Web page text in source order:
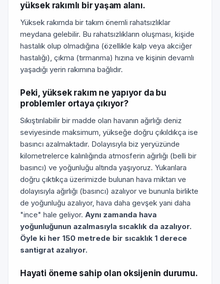
yüksek rakımlı bir yaşam alanı.
Yüksek rakımda bir takım önemli rahatsızlıklar
meydana gelebilir. Bu rahatsızlıkların oluşması, kişide
hastalık olup olmadığına (özellikle kalp veya akciğer
hastalığı), çıkma (tırmanma) hızına ve kişinin devamlı
yaşadığı yerin rakımına bağlıdır.
Peki, yüksek rakım ne yapıyor da bu
problemler ortaya çıkıyor?
Sıkıştırılabilir bir madde olan havanın ağırlığı deniz
seviyesinde maksimum, yükseğe doğru çıkıldıkça ise
basıncı azalmaktadır. Dolayısıyla biz yeryüzünde
kilometrelerce kalınlığında atmosferin ağırlığı (belli bir
basıncı) ve yoğunluğu altında yaşıyoruz. Yukarılara
doğru çıktıkça üzerimizde bulunan hava miktarı ve
dolayısıyla ağırlığı (basıncı) azalıyor ve bununla birlikte
de yoğunluğu azalıyor, hava daha gevşek yani daha
"ince" hale geliyor. Aynı zamanda hava
yoğunluğunun azalmasıyla sıcaklık da azalıyor.
Öyle ki her 150 metrede bir sıcaklık 1 derece
santigrat azalıyor.
Hayati öneme sahip olan oksijenin durumu.